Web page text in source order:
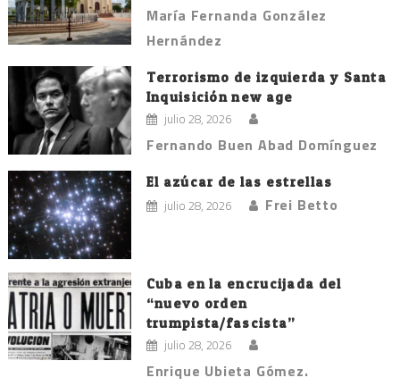
María Fernanda González
Hernández
Terrorismo de izquierda y Santa
Inquisición new age
julio 28, 2026
Fernando Buen Abad Domínguez
El azúcar de las estrellas
julio 28, 2026 Frei Betto
Cuba en la encrucijada del
“nuevo orden
trumpista/fascista”
julio 28, 2026
Enrique Ubieta Gómez.